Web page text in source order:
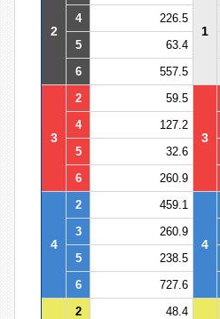
2 1
4
226.5
5
63.4
6
557.5
3
2 59.5
3
4
127.2
5
32.6
6
260.9
4
2 459.1
4
3
260.9
5
238.5
6
727.6
2 48.4